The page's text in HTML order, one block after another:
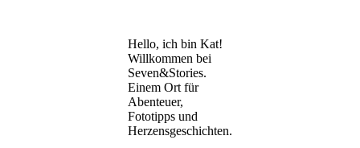
Hello, ich bin Kat!
Willkommen bei
Seven&Stories.
Einem Ort für
Abenteuer,
Fototipps und
Herzensgeschichten.